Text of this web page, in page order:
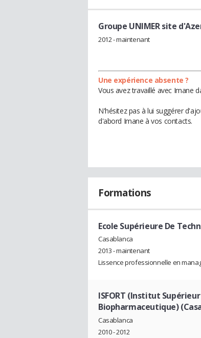
Groupe UNIMER site
2012 - maintenant
Une expérience absente ?
Vous avez travaillé avec Imane
N'hésitez pas à lui suggérer
d'abord Imane à vos contacts.
Formations
Ecole Supérieure De
Casablanca
2013 - maintenant
Lissence professionnelle en
ISFORT (Institut
Biopharmaceutique)
Casablanca
2010 - 2012